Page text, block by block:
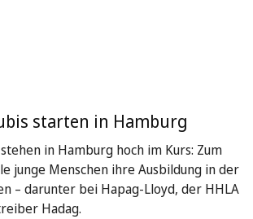
starten in Hamburg
in Hamburg hoch im Kurs: Zum
junge Menschen ihre Ausbildung in der
– darunter bei Hapag-Lloyd, der HHLA
Hadag.